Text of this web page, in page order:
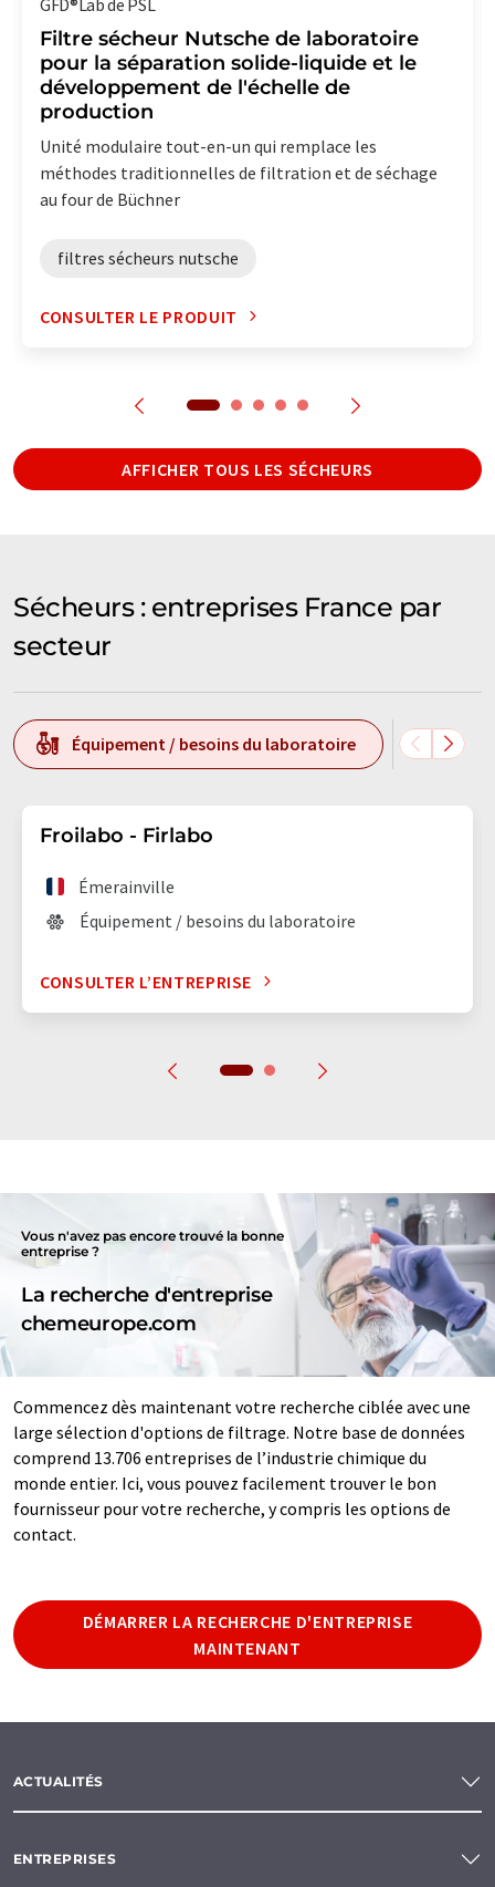
Filtre sécheur Nutsche de laboratoire
pour la séparation solide-liquide et le
développement de l'échelle de
production
Unité modulaire tout-en-un qui remplace les
méthodes traditionnelles de filtration et de séchage
au four de Büchner
filtres sécheurs nutsche
CONSULTER LE PRODUIT
AFFICHER TOUS LES SÉCHEURS
Sécheurs : entreprises France par
secteur
Équipement / besoins du laboratoire
Froilabo - Firlabo
Émerainville
Équipement / besoins du laboratoire
CONSULTER L’ENTREPRISE
Vous n'avez pas encore trouvé la bonne
entreprise ?
La recherche d'entreprise
chemeurope.com
Commencez dès maintenant votre recherche ciblée avec une
large sélection d'options de filtrage. Notre base de données
comprend 13.706 entreprises de l’industrie chimique du
monde entier. Ici, vous pouvez facilement trouver le bon
fournisseur pour votre recherche, y compris les options de
contact.
DÉMARRER LA RECHERCHE D'ENTREPRISE
MAINTENANT
ACTUALITÉS
ENTREPRISES